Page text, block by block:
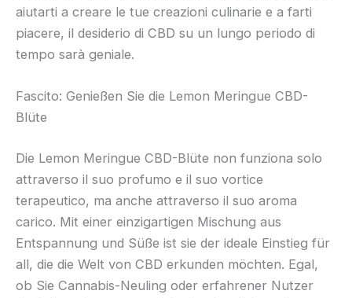
aiutarti a creare le tue creazioni culinarie e a farti
piacere, il desiderio di CBD su un lungo periodo di
tempo sarà geniale.
Fascito: Genießen Sie die Lemon Meringue CBD-
Blüte
Die Lemon Meringue CBD-Blüte non funziona solo
attraverso il suo profumo e il suo vortice
terapeutico, ma anche attraverso il suo aroma
carico. Mit einer einzigartigen Mischung aus
Entspannung und Süße ist sie der ideale Einstieg für
all, die die Welt von CBD erkunden möchten. Egal,
ob Sie Cannabis-Neuling oder erfahrener Nutzer